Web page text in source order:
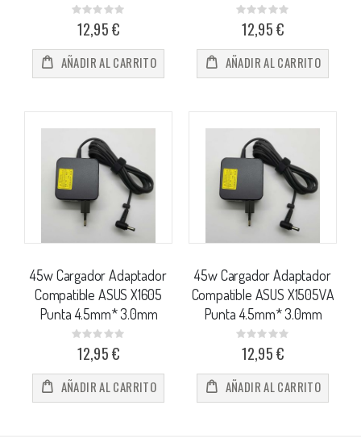
Rating:
0%12,95 €
AÑADIR AL CARRITO
Rating:
0%12,95 €
AÑADIR AL CARRITO
45w Cargador Adaptador
Compatible ASUS X1605
Punta 4.5mm* 3.0mm
Rating:
0%12,95 €
AÑADIR AL CARRITO
45w Cargador Adaptador
Compatible ASUS X1505VA
Punta 4.5mm* 3.0mm
Rating:
0%12,95 €
AÑADIR AL CARRITO